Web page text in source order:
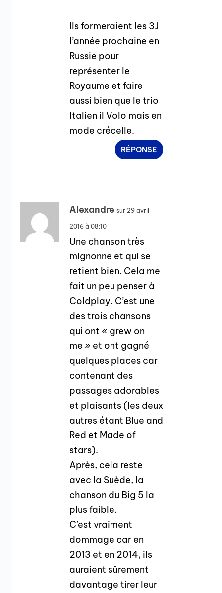
Ils formeraient les 3J
l’année prochaine en
Russie pour
représenter le
Royaume et faire
aussi bien que le trio
Italien il Volo mais en
mode crécelle.
RÉPONSE
Alexandre sur 29 avril
2016 à 08:10
Une chanson très
mignonne et qui se
retient bien. Cela me
fait un peu penser à
Coldplay. C’est une
des trois chansons
qui ont « grew on
me » et ont gagné
quelques places car
contenant des
passages adorables
et plaisants (les deux
autres étant Blue and
Red et Made of
stars).
Après, cela reste
avec la Suède, la
chanson du Big 5 la
plus faible.
C’est vraiment
dommage car en
2013 et en 2014, ils
auraient sûrement
davantage tirer leur